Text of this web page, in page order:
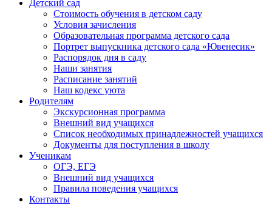
Детский сад
Стоимость обучения в детском саду
Условия зачисления
Образовательная программа детского сада
Портрет выпускника детского сада «Ювенесик»
Распорядок дня в саду
Наши занятия
Расписание занятий
Наш кодекс уюта
Родителям
Экскурсионная программа
Внешний вид учащихся
Список необходимых принадлежностей учащихся
Документы для поступления в школу
Ученикам
ОГЭ, ЕГЭ
Внешний вид учащихся
Правила поведения учащихся
Контакты